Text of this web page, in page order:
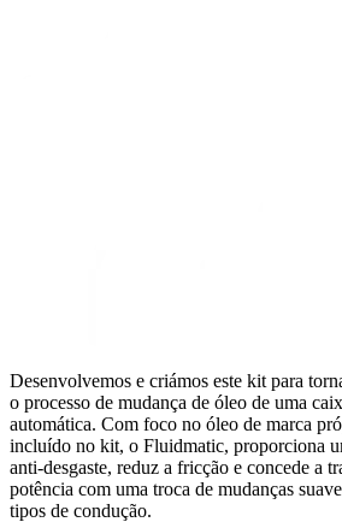
Desenvolvemos e criámos este kit para
o processo de mudança de óleo de uma
automática. Com foco no óleo de marca
incluído no kit, o Fluidmatic, proporciona
anti-desgaste, reduz a fricção e concede a
potência com uma troca de mudanças
tipos de condução.